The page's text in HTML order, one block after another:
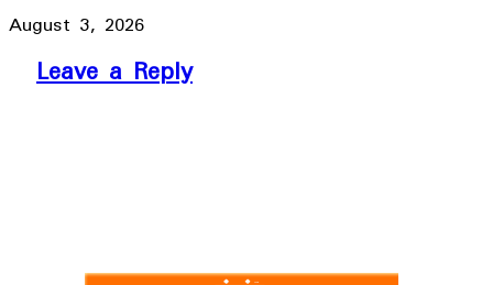
August 3, 2026
Leave a Reply